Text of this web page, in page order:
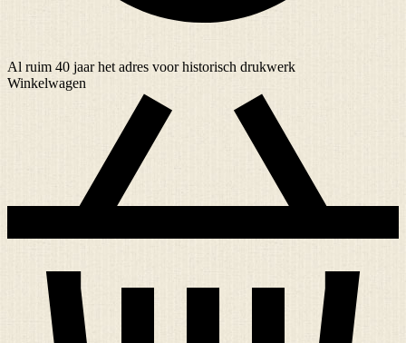
Al ruim 40 jaarhet adres voor historisch drukwerk
Winkelwagen